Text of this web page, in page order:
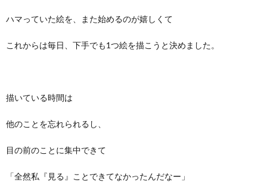
ハマっていた絵を、また始めるのが嬉しくて
これからは毎日、下手でも1つ絵を描こうと決めました。
描いている時間は
他のことを忘れられるし、
目の前のことに集中できて
「全然私『見る』ことできてなかったんだなー」